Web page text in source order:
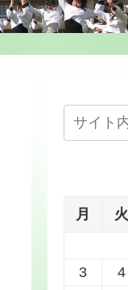
月
火
3
4